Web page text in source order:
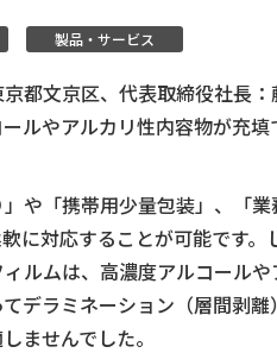
製品・サービス
都文京区、代表取締役社長
ルやアルカリ性内容物が充
や「携帯用少量包装」、「
に対応することが可能です。
ルムは、高濃度アルコール
デラミネーション（層間剥
ませんでした。